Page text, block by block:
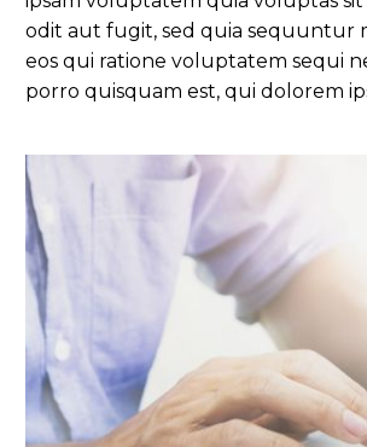
odit aut fugit, sed quia sequuntur
eos qui ratione voluptatem sequi
porro quisquam est, qui dolorem